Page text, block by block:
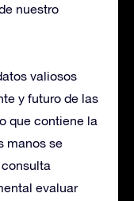
nuestro
valiosos
y futuro de las
que contiene la
manos se
evaluar